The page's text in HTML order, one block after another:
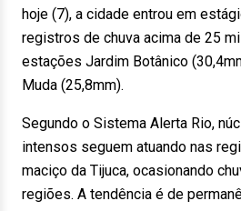
hoje (7), a cidade entrou em
registros de chuva acima de 25
estações Jardim Botânico
Muda (25,8mm).
Segundo o Sistema Alerta Rio,
intensos seguem atuando nas
maciço da Tijuca, ocasionando
regiões. A tendência é de